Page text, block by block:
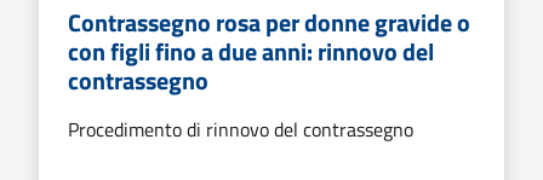
Contrassegno rosa per donne gravide o
con figli fino a due anni: rinnovo del
contrassegno
Procedimento di rinnovo del contrassegno